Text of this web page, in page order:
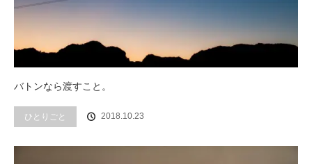
バトンなら渡すこと。
ひとりごと 2018.10.23